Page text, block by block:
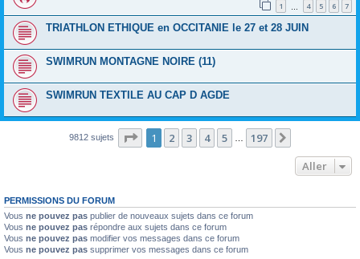
1 4 5 6 7
TRIATHLON ETHIQUE en OCCITANIE le 27 et 28 JUIN
SWIMRUN MONTAGNE NOIRE (11)
SWIMRUN TEXTILE AU CAP D AGDE
9812 sujets Page 1sur 197
1 2 3 4 5 … 197
Aller
PERMISSIONS DU FORUM
Vous ne pouvez pas publier de nouveaux sujets dans ce forum
Vous ne pouvez pas répondre aux sujets dans ce forum
Vous ne pouvez pas modifier vos messages dans ce forum
Vous ne pouvez pas supprimer vos messages dans ce forum